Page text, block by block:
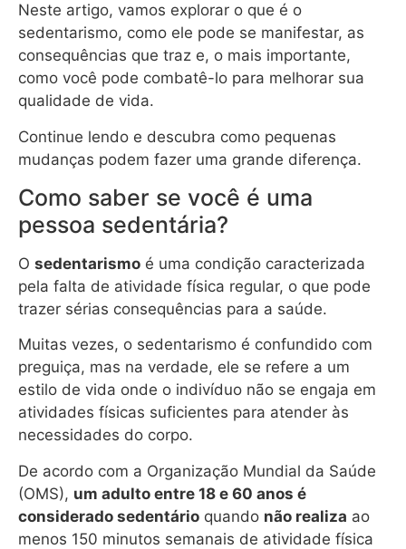
Neste artigo, vamos explorar o que é o
sedentarismo, como ele pode se manifestar, as
consequências que traz e, o mais importante,
como você pode combatê-lo para melhorar sua
qualidade de vida.
Continue lendo e descubra como pequenas
mudanças podem fazer uma grande diferença.
Como saber se você é uma
pessoa sedentária?
O sedentarismo é uma condição caracterizada
pela falta de atividade física regular, o que pode
trazer sérias consequências para a saúde.
Muitas vezes, o sedentarismo é confundido com
preguiça, mas na verdade, ele se refere a um
estilo de vida onde o indivíduo não se engaja em
atividades físicas suficientes para atender às
necessidades do corpo.
De acordo com a Organização Mundial da Saúde
(OMS), um adulto entre 18 e 60 anos é
considerado sedentário quando não realiza ao
menos 150 minutos semanais de atividade física